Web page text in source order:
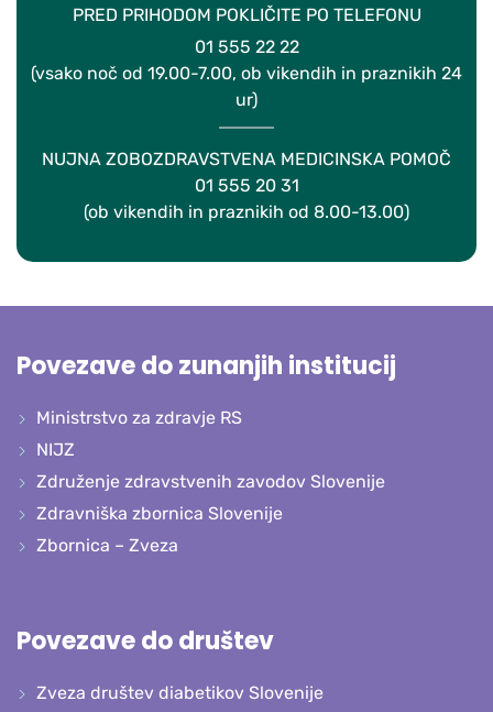
PRED PRIHODOM POKLIČITE PO TELEFONU
01 555 22 22
(vsako noč od 19.00-7.00, ob vikendih in praznikih 24
ur)
NUJNA ZOBOZDRAVSTVENA MEDICINSKA POMOČ
01 555 20 31
(ob vikendih in praznikih od 8.00-13.00)
Povezave do zunanjih institucij
Ministrstvo za zdravje RS
NIJZ
Združenje zdravstvenih zavodov Slovenije
Zdravniška zbornica Slovenije
Zbornica – Zveza
Povezave do društev
Zveza društev diabetikov Slovenije